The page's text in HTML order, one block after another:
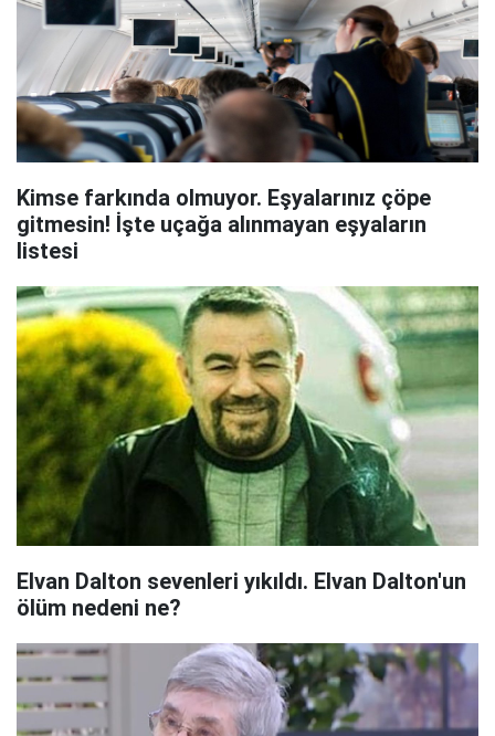
Kimse farkında olmuyor. Eşyalarınız çöpe
gitmesin! İşte uçağa alınmayan eşyaların
listesi
Elvan Dalton sevenleri yıkıldı. Elvan Dalton'un
ölüm nedeni ne?